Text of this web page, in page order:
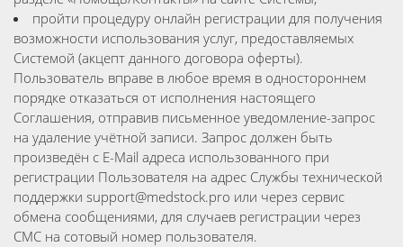
пройти процедуру онлайн регистрации для получения
возможности использования услуг, предоставляемых
Системой (акцепт данного договора оферты).
Пользователь вправе в любое время в одностороннем
порядке отказаться от исполнения настоящего
Соглашения, отправив письменное уведомление-запрос
на удаление учётной записи. Запрос должен быть
произведён с E-Mail адреса использованного при
регистрации Пользователя на адрес Службы технической
поддержки support@medstock.pro или через сервис
обмена сообщениями, для случаев регистрации через
СМС на сотовый номер пользователя.